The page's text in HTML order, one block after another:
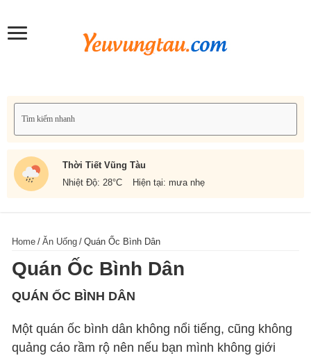
Thời Tiết Vũng Tàu
Nhiệt Độ: 28°C Hiện tại: mưa nhẹ
Home / Ăn Uống / Quán Ốc Bình Dân
Quán Ốc Bình Dân
QUÁN ỐC BÌNH DÂN
Một quán ốc bình dân không nổi tiếng, cũng không
quảng cáo rầm rộ nên nếu bạn mình không giới